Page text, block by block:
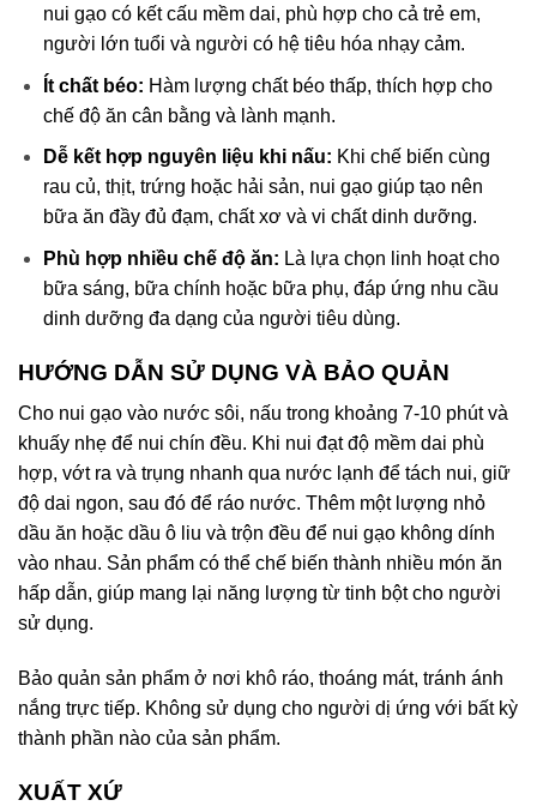
nui gạo có kết cấu mềm dai, phù hợp cho cả trẻ em,
người lớn tuổi và người có hệ tiêu hóa nhạy cảm.
Ít chất béo: Hàm lượng chất béo thấp, thích hợp cho
chế độ ăn cân bằng và lành mạnh.
Dễ kết hợp nguyên liệu khi nấu: Khi chế biến cùng
rau củ, thịt, trứng hoặc hải sản, nui gạo giúp tạo nên
bữa ăn đầy đủ đạm, chất xơ và vi chất dinh dưỡng.
Phù hợp nhiều chế độ ăn: Là lựa chọn linh hoạt cho
bữa sáng, bữa chính hoặc bữa phụ, đáp ứng nhu cầu
dinh dưỡng đa dạng của người tiêu dùng.
HƯỚNG DẪN SỬ DỤNG VÀ BẢO QUẢN
Cho nui gạo vào nước sôi, nấu trong khoảng 7-10 phút và
khuấy nhẹ để nui chín đều. Khi nui đạt độ mềm dai phù
hợp, vớt ra và trụng nhanh qua nước lạnh để tách nui, giữ
độ dai ngon, sau đó để ráo nước. Thêm một lượng nhỏ
dầu ăn hoặc dầu ô liu và trộn đều để nui gạo không dính
vào nhau. Sản phẩm có thể chế biến thành nhiều món ăn
hấp dẫn, giúp mang lại năng lượng từ tinh bột cho người
sử dụng.
Bảo quản sản phẩm ở nơi khô ráo, thoáng mát, tránh ánh
nắng trực tiếp. Không sử dụng cho người dị ứng với bất kỳ
thành phần nào của sản phẩm.
XUẤT XỨ